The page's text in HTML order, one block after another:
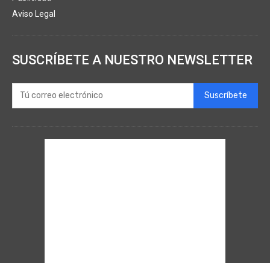
Aviso Legal
SUSCRÍBETE A NUESTRO NEWSLETTER
Suscríbete